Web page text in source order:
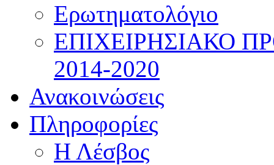
Ερωτηματολόγιο
ΕΠΙΧΕΙΡΗΣΙΑΚΟ
2014-2020
Ανακοινώσεις
Πληροφορίες
Η Λέσβος